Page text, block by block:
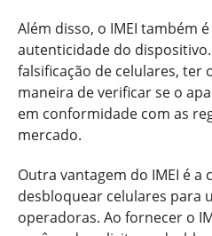
Além disso, o IMEI também
autenticidade do
falsificação de celulares, ter
maneira de verificar se o
em conformidade com as
mercado.
Outra vantagem do IMEI é a
desbloquear celulares para
operadoras. Ao fornecer o